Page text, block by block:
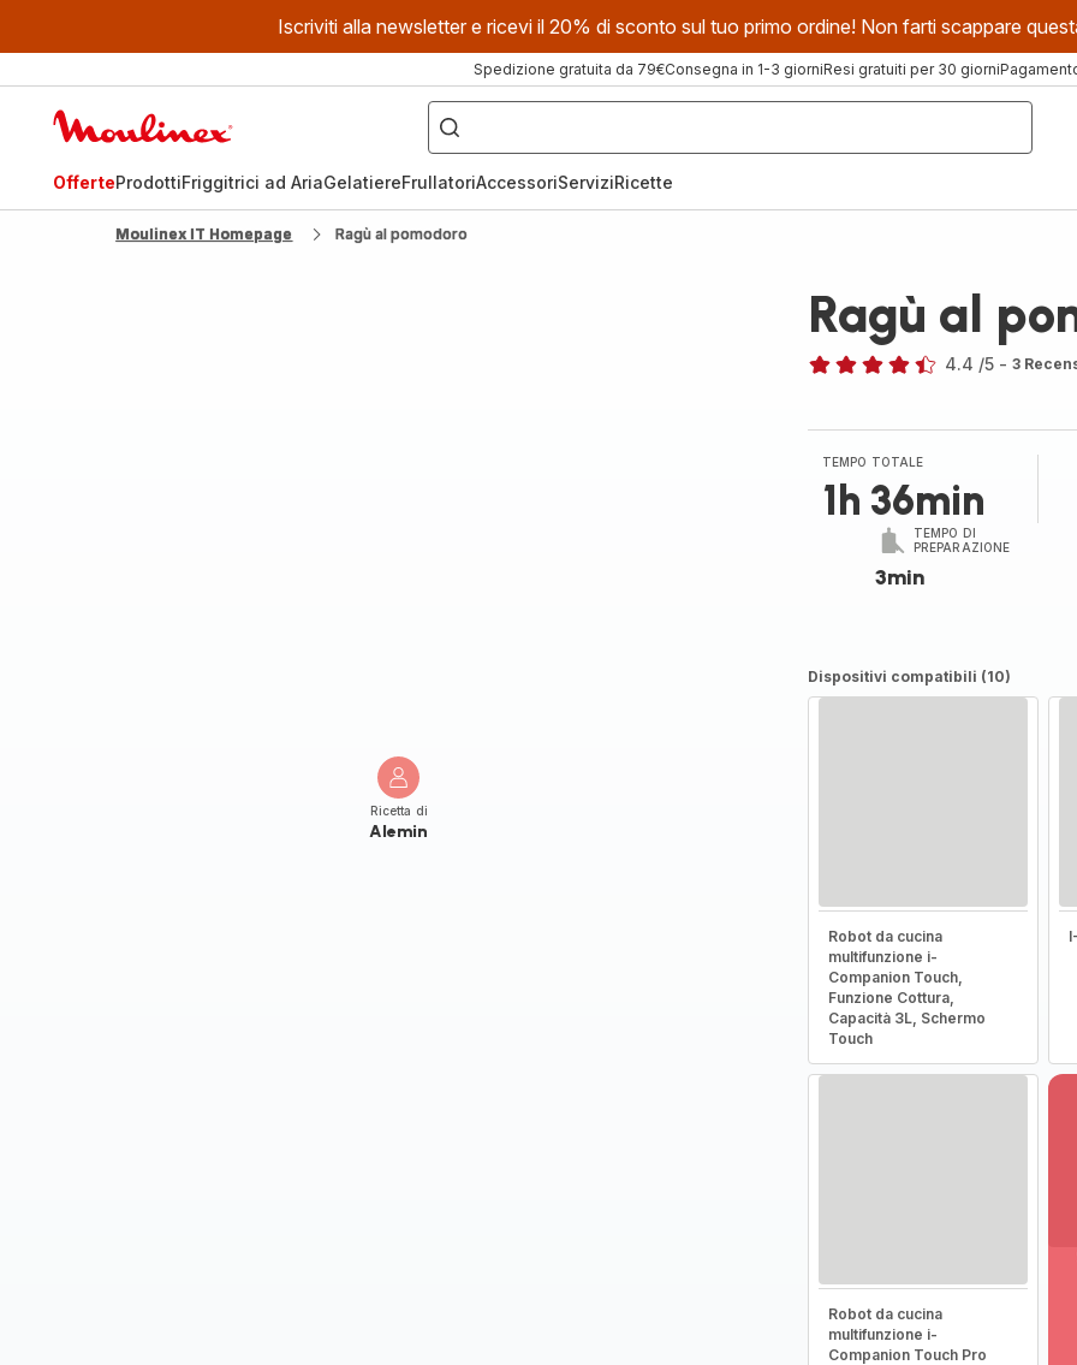
Iscriviti alla newsletter e ricevi il 20% di sconto sul tuo primo ordine! Non farti scappare
Spedizione gratuita da 79€Consegna in 1-3 giorniResi gratuiti per 30 giorni
Cosa
stai
cercando?
OfferteProdottiFriggitrici ad AriaGelatiereFrullatoriAccessoriServiziRicette
Moulinex IT Homepage Ragù al pomodoro
Ricetta di
Alemin
Ragù al
4.4 /5 - 3
TEMPO TOTALE
1h 36min
TEMPO DI
PREPARAZIONE
3min
Dispositivi compatibili (10)
Robot da cucina
multifunzione i-
Companion Touch,
Funzione Cottura,
Capacità 3L, Schermo
Touch
Robot da cucina
multifunzione i-
Companion Touch Pro